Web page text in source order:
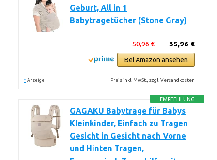
Geburt, All in 1
Babytragetücher (Stone Gray)
35,96 €
50,96 €
Bei Amazon ansehen
* Anzeige Preis inkl. MwSt., zzgl. Versandkosten
EMPFEHLUNG
GAGAKU Babytrage für Babys
Kleinkinder, Einfach zu Tragen
Gesicht in Gesicht nach Vorne
und Hinten Tragen,